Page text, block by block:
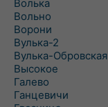
Волька
Вольно
Ворони
Вулька-2
Вулька-Обровская
Высокое
Галево
Ганцевичи